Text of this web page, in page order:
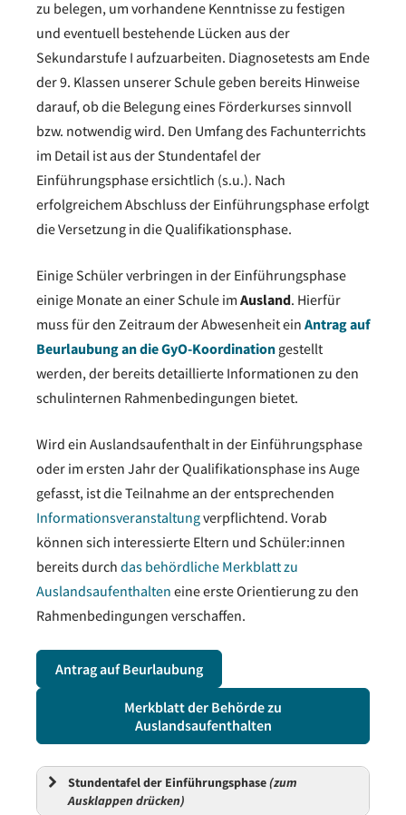
zu belegen, um vorhandene Kenntnisse zu festigen
und eventuell bestehende Lücken aus der
Sekundarstufe I aufzuarbeiten. Diagnosetests am Ende
der 9. Klassen unserer Schule geben bereits Hinweise
darauf, ob die Belegung eines Förderkurses sinnvoll
bzw. notwendig wird. Den Umfang des Fachunterrichts
im Detail ist aus der Stundentafel der
Einführungsphase ersichtlich (s.u.). Nach
erfolgreichem Abschluss der Einführungsphase erfolgt
die Versetzung in die Qualifikationsphase.
Einige Schüler verbringen in der Einführungsphase
einige Monate an einer Schule im Ausland. Hierfür
muss für den Zeitraum der Abwesenheit ein Antrag auf
Beurlaubung an die GyO-Koordination gestellt
werden, der bereits detaillierte Informationen zu den
schulinternen Rahmenbedingungen bietet.
Wird ein Auslandsaufenthalt in der Einführungsphase
oder im ersten Jahr der Qualifikationsphase ins Auge
gefasst, ist die Teilnahme an der entsprechenden
Informationsveranstaltungverpflichtend. Vorab
können sich interessierte Eltern und Schüler:innen
bereits durch das behördliche Merkblatt zu
Auslandsaufenthalten eine erste Orientierung zu den
Rahmenbedingungen verschaffen.
Antrag auf Beurlaubung
Merkblatt der Behörde zu
Auslandsaufenthalten
Stundentafel der Einführungsphase(zum
Ausklappen drücken)